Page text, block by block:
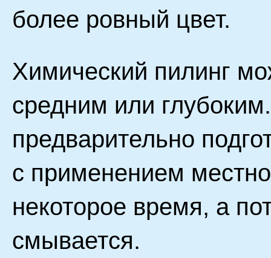
более ровный цвет.
Химический пилинг
средним или
предварительно
с применением
некоторое время, а
смывается.